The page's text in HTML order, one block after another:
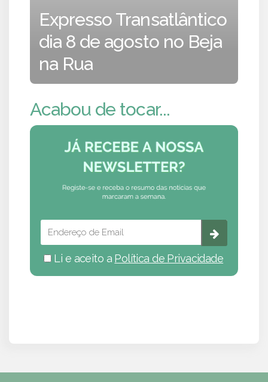
Expresso Transatlântico
dia 8 de agosto no Beja
na Rua
Acabou de tocar...
Li e aceito a Política de Privacidade